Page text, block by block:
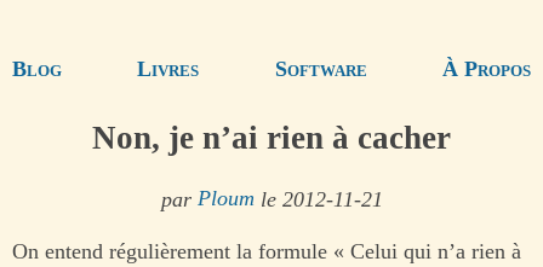
Blog Livres Software À Propos
Non, je n’ai rien à cacher
par Ploum le 2012-11-21
On entend régulièrement la formule « Celui qui n’a rien à